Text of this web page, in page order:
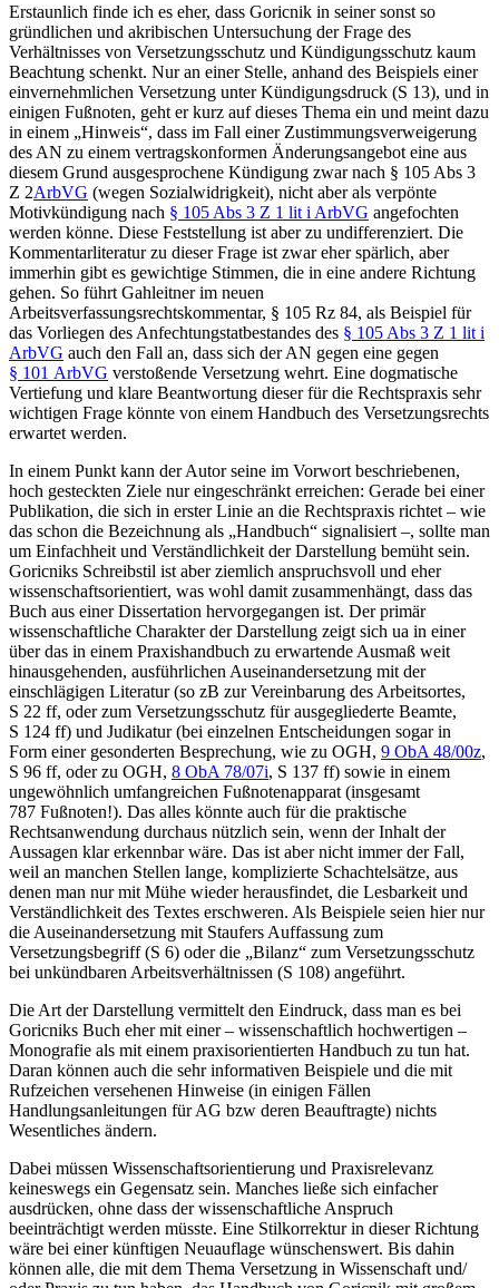
Erstaunlich finde ich es eher, dass Goricnik in seiner sonst so
gründlichen und akribischen Untersuchung der Frage des
Verhältnisses von Versetzungsschutz und Kündigungsschutz kaum
Beachtung schenkt. Nur an einer Stelle, anhand des Beispiels einer
einvernehmlichen Versetzung unter Kündigungsdruck (S 13), und in
einigen Fußnoten, geht er kurz auf dieses Thema ein und meint dazu
in einem „Hinweis“, dass im Fall einer Zustimmungsverweigerung
des AN zu einem vertragskonformen Änderungsangebot eine aus
diesem Grund ausgesprochene Kündigung zwar nach § 105 Abs 3
Z 2ArbVG (wegen Sozialwidrigkeit), nicht aber als verpönte
Motivkündigung nach § 105 Abs 3 Z 1 lit i ArbVG angefochten
werden könne. Diese Feststellung ist aber zu undifferenziert. Die
Kommentarliteratur zu dieser Frage ist zwar eher spärlich, aber
immerhin gibt es gewichtige Stimmen, die in eine andere Richtung
gehen. So führt Gahleitnerim neuen
Arbeitsverfassungsrechtskommentar, § 105 Rz 84, als Beispiel für
das Vorliegen des Anfechtungstatbestandes des § 105 Abs 3 Z 1 lit i
ArbVG auch den Fall an, dass sich der AN gegen eine gegen
§ 101 ArbVG verstoßende Versetzung wehrt. Eine dogmatische
Vertiefung und klare Beantwortung dieser für die Rechtspraxis sehr
wichtigen Frage könnte von einem Handbuch des Versetzungsrechts
erwartet werden.
In einem Punkt kann der Autor seine im Vorwort beschriebenen,
hoch gesteckten Ziele nur eingeschränkt erreichen: Gerade bei einer
Publikation, die sich in erster Linie an die Rechtspraxis richtet – wie
das schon die Bezeichnung als „Handbuch“ signalisiert –, sollte man
um Einfachheit und Verständlichkeit der Darstellung bemüht sein.
Goricniks Schreibstil ist aber ziemlich anspruchsvoll und eher
wissenschaftsorientiert, was wohl damit zusammenhängt, dass das
Buch aus einer Dissertation hervorgegangen ist. Der primär
wissenschaftliche Charakter der Darstellung zeigt sich ua in einer
über das in einem Praxishandbuch zu erwartende Ausmaß weit
hinausgehenden, ausführlichen Auseinandersetzung mit der
einschlägigen Literatur (so zB zur Vereinbarung des Arbeitsortes,
S 22 ff, oder zum Versetzungsschutz für ausgegliederte Beamte,
S 124 ff) und Judikatur (bei einzelnen Entscheidungen sogar in
Form einer gesonderten Besprechung, wie zu OGH, 9 ObA 48/00z,
S 96 ff, oder zu OGH, 8 ObA 78/07i, S 137 ff) sowie in einem
ungewöhnlich umfangreichen Fußnotenapparat (insgesamt
787 Fußnoten!). Das alles könnte auch für die praktische
Rechtsanwendung durchaus nützlich sein, wenn der Inhalt der
Aussagen klar erkennbar wäre. Das ist aber nicht immer der Fall,
weil an manchen Stellen lange, komplizierte Schachtelsätze, aus
denen man nur mit Mühe wieder herausfindet, die Lesbarkeit und
Verständlichkeit des Textes erschweren. Als Beispiele seien hier nur
die Auseinandersetzung mit Staufers Auffassung zum
Versetzungsbegriff (S 6) oder die „Bilanz“ zum Versetzungsschutz
bei unkündbaren Arbeitsverhältnissen (S 108) angeführt.
Die Art der Darstellung vermittelt den Eindruck, dass man es bei
Goricniks Buch eher mit einer – wissenschaftlich hochwertigen –
Monografie als mit einem praxisorientierten Handbuch zu tun hat.
Daran können auch die sehr informativen Beispiele und die mit
Rufzeichen versehenen Hinweise (in einigen Fällen
Handlungsanleitungen für AG bzw deren Beauftragte) nichts
Wesentliches ändern.
Dabei müssen Wissenschaftsorientierung und Praxisrelevanz
keineswegs ein Gegensatz sein. Manches ließe sich einfacher
ausdrücken, ohne dass der wissenschaftliche Anspruch
beeinträchtigt werden müsste. Eine Stilkorrektur in dieser Richtung
wäre bei einer künftigen Neuauflage wünschenswert. Bis dahin
können alle, die mit dem Thema Versetzung in Wissenschaft und/